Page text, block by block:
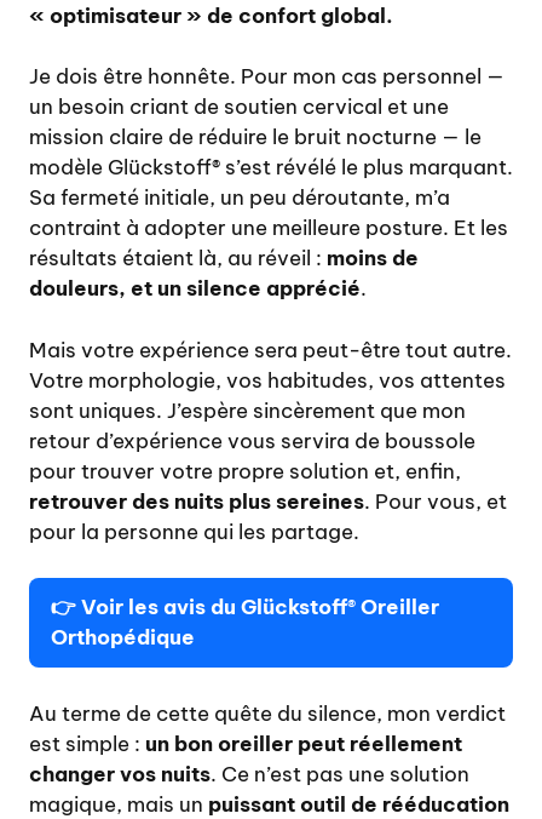
« optimisateur » de confort global.
Je dois être honnête. Pour mon cas personnel —
un besoin criant de soutien cervical et une
mission claire de réduire le bruit nocturne — le
modèle Glückstoff® s’est révélé le plus marquant.
Sa fermeté initiale, un peu déroutante, m’a
contraint à adopter une meilleure posture. Et les
résultats étaient là, au réveil : moins de
douleurs, et un silence apprécié.
Mais votre expérience sera peut-être tout autre.
Votre morphologie, vos habitudes, vos attentes
sont uniques. J’espère sincèrement que mon
retour d’expérience vous servira de boussole
pour trouver votre propre solution et, enfin,
retrouver des nuits plus sereines. Pour vous, et
pour la personne qui les partage.
👉Voir les avis du Glückstoff® Oreiller
Orthopédique
Au terme de cette quête du silence, mon verdict
est simple : un bon oreiller peut réellement
changer vos nuits. Ce n’est pas une solution
magique, mais un puissant outil de rééducation